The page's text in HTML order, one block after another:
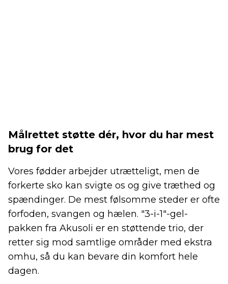
Målrettet støtte dér, hvor du har mest
brug for det
Vores fødder arbejder utrætteligt, men de
forkerte sko kan svigte os og give træthed og
spændinger. De mest følsomme steder er ofte
forfoden, svangen og hælen. "3-i-1"-gel-
pakken fra Akusoli er en støttende trio, der
retter sig mod samtlige områder med ekstra
omhu, så du kan bevare din komfort hele
dagen.